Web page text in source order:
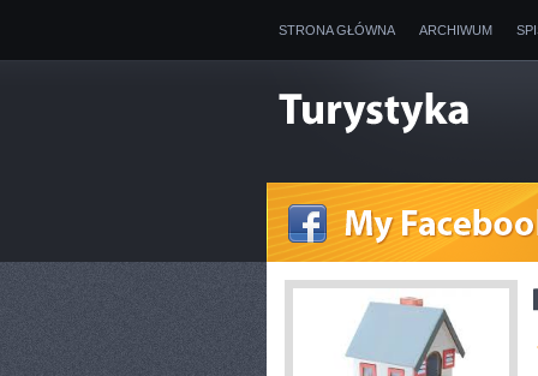
STRONA GŁÓWNA ARCHIWUM